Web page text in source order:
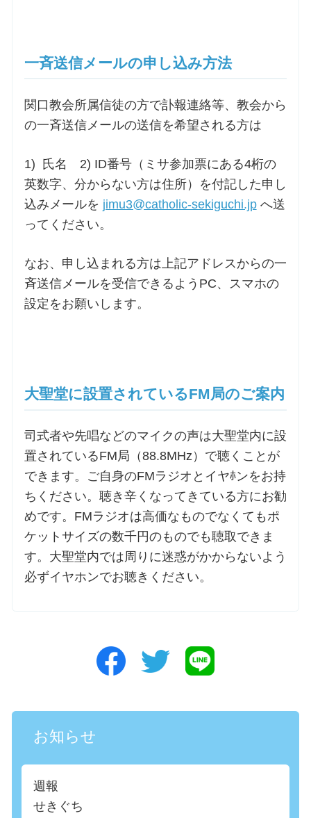
一斉送信メールの申し込み方法
関口教会所属信徒の方で訃報連絡等、教会から
の一斉送信メールの送信を希望される方は
1) 氏名 2) ID番号（ミサ参加票にある4桁の
英数字、分からない方は住所）を付記した申し
込みメールを jimu3@catholic-sekiguchi.jpへ送
ってください。
なお、申し込まれる方は上記アドレスからの一
斉送信メールを受信できるようPC、スマホの
設定をお願いします。
大聖堂に設置されているFM局のご案内
司式者や先唱などのマイクの声は大聖堂内に設
置されているFM局（88.8MHz）で聴くことが
できます。ご自身のFMラジオとイヤﾎンをお持
ちください。聴き辛くなってきている方にお勧
めです。FMラジオは高価なものでなくてもポ
ケットサイズの数千円のものでも聴取できま
す。大聖堂内では周りに迷惑がかからないよう
必ずイヤホンでお聴きください。
お知らせ
週報
せきぐち